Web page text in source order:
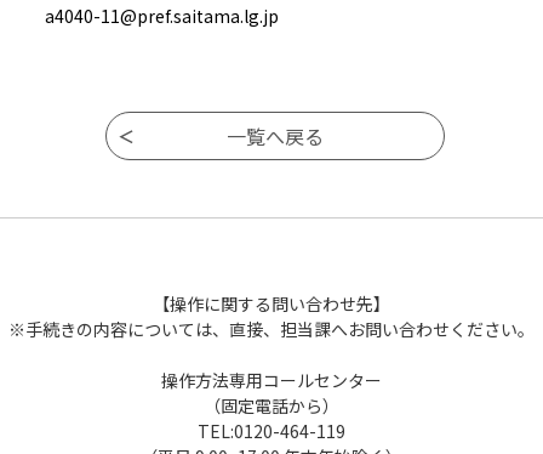
a4040-11@pref.saitama.lg.jp
【操作に関する問い合わせ先】
※手続きの内容については、直接、担当課へお問い合わせください。
操作方法専用コールセンター
（固定電話から）
TEL:0120-464-119